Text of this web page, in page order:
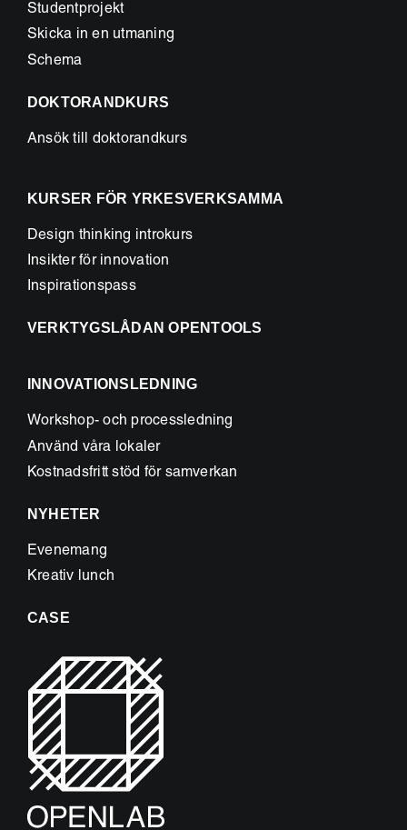
Studentprojekt
Skicka in en utmaning
Schema
DOKTORANDKURS
Ansök till doktorandkurs
KURSER FÖR YRKESVERKSAMMA
Design thinking introkurs
Insikter för innovation
Inspirationspass
VERKTYGSLÅDAN OPENTOOLS
INNOVATIONSLEDNING
Workshop- och processledning
Använd våra lokaler
Kostnadsfritt stöd för samverkan
NYHETER
Evenemang
Kreativ lunch
CASE